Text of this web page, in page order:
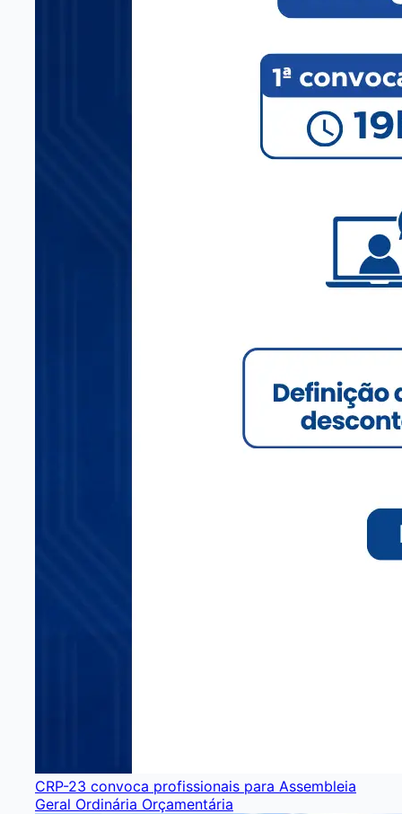
CRP-23 convoca profissionais para Assembleia
Geral Ordinária Orçamentária